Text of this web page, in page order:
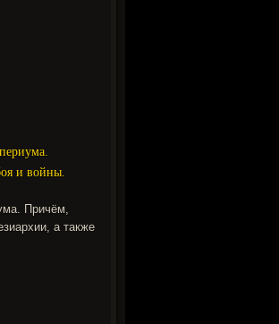
и войны.
Причём,
а также